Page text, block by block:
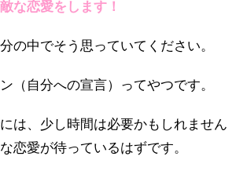
な恋愛をします！
の中でそう思っていてください。
（自分への宣言）ってやつです。
は、少し時間は必要かもしれません
恋愛が待っているはずです。